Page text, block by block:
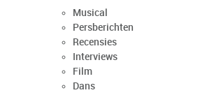
Musical
Persberichten
Recensies
Interviews
Film
Dans